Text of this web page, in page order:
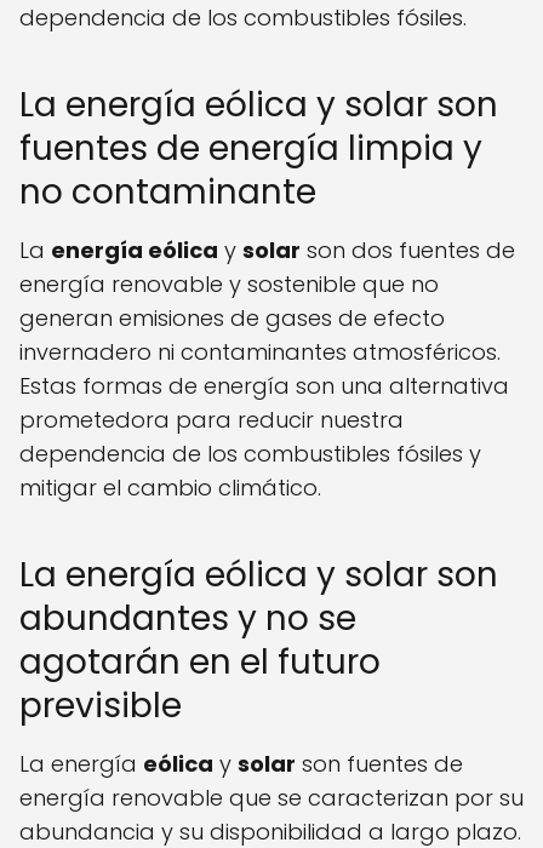
dependencia de los combustibles fósiles.
La energía eólica y solar son
fuentes de energía limpia y
no contaminante
La energía eólica y solar son dos fuentes de
energía renovable y sostenible que no
generan emisiones de gases de efecto
invernadero ni contaminantes atmosféricos.
Estas formas de energía son una alternativa
prometedora para reducir nuestra
dependencia de los combustibles fósiles y
mitigar el cambio climático.
La energía eólica y solar son
abundantes y no se
agotarán en el futuro
previsible
La energía eólica y solar son fuentes de
energía renovable que se caracterizan por su
abundancia y su disponibilidad a largo plazo.